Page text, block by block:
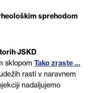
sprehodom
JSKD
sklopom Tako zraste …
rasti v naravnem
nadaljujemo